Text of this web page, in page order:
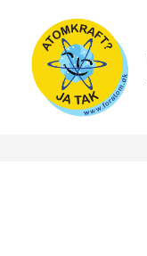
indholdet